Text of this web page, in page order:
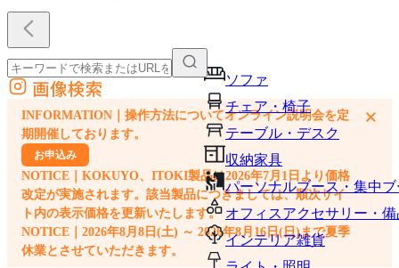
ソファ
チェア・椅子
テーブル・デスク
収納家具
パーソナルブース・集中
オフィスアクセサリー・備
インテリア雑貨
外部サイトの商品をカートに追加
他のサイトで見つけた商品ページのURLを貼り付けて、カートに追加できます
画像検索
INFORMATION｜操作方法についてオンライン説明会を定
期開催しております。
お申込み
NOTICE｜KOKUYO、ITOKI製品は2026年7月1日より価格
改定が実施されます。該当製品につきましては、順次サイ
ト内の表示価格を更新いたします。
NOTICE｜2026年8月8日(土) ～ 2026年8月16日(日)まで夏季
休業とさせていただきます。
×